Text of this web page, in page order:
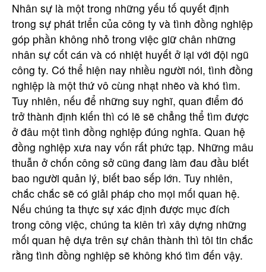
Nhân sự là một trong những yếu tố quyết định
trong sự phát triển của công ty và tình đồng nghiệp
góp phần không nhỏ trong việc giữ chân những
nhân sự cốt cán và có nhiệt huyết ở lại với đội ngũ
công ty. Có thể hiện nay nhiều người nói, tình đồng
nghiệp là một thứ vô cùng nhạt nhẽo và khó tìm.
Tuy nhiên, nếu để những suy nghĩ, quan điểm đó
trở thành định kiến thì có lẽ sẽ chẳng thể tìm được
ở đâu một tình đồng nghiệp đúng nghĩa. Quan hệ
đồng nghiệp xưa nay vốn rất phức tạp. Những mâu
thuẫn ở chốn công sở cũng đang làm đau đầu biết
bao người quản lý, biết bao sếp lớn. Tuy nhiên,
chắc chắc sẽ có giải pháp cho mọi mối quan hệ.
Nếu chúng ta thực sự xác định được mục đích
trong công việc, chúng ta kiên trì xây dựng những
mối quan hệ dựa trên sự chân thành thì tôi tin chắc
rằng tình đồng nghiệp sẽ không khó tìm đến vậy.